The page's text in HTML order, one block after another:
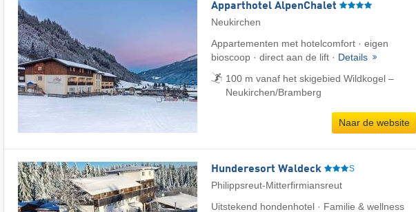
Apparthotel AlpenChalet
Neukirchen
Appartementen met hotelcomfort · eigen
bioscoop · direct aan de lift · Details
100 m vanaf het skigebied Wildkogel –
Neukirchen/​Bramberg
Naar de website
Hunderesort Waldeck S
Philippsreut-Mitterfirmiansreut
Uitstekend hondenhotel · Familie & wellness